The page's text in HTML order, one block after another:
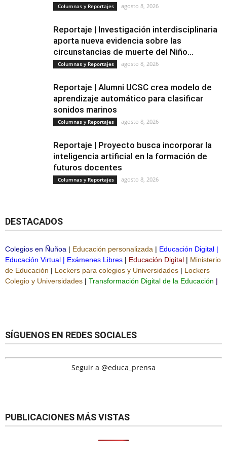
Columnas y Reportajes agosto 8, 2026
Reportaje | Investigación interdisciplinaria
aporta nueva evidencia sobre las
circunstancias de muerte del Niño...
Columnas y Reportajes agosto 8, 2026
Reportaje | Alumni UCSC crea modelo de
aprendizaje automático para clasificar
sonidos marinos
Columnas y Reportajes agosto 8, 2026
Reportaje | Proyecto busca incorporar la
inteligencia artificial en la formación de
futuros docentes
Columnas y Reportajes agosto 8, 2026
DESTACADOS
Colegios en Ñuñoa | Educación personalizada | Educación Digital |
Educación Virtual | Exámenes Libres | Educación Digital | Ministerio
de Educación | Lockers para colegios y Universidades | Lockers
Colegio y Universidades | Transformación Digital de la Educación |
SÍGUENOS EN REDES SOCIALES
Seguir a @educa_prensa
PUBLICACIONES MÁS VISTAS